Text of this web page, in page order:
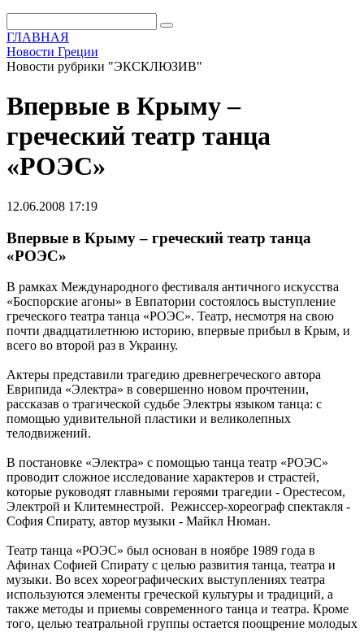
ГЛАВНАЯ
Новости Греции
Новости рубрики "ЭКСКЛЮЗИВ"
Впервые в Крыму –
греческий театр танца
«РОЭС»
12.06.2008 17:19
Впервые в Крыму – греческий театр танца
«РОЭС»
В рамках Международного фестиваля античного искусства
«Боспорские агоны» в Евпатории состоялось выступление
греческого театра танца «РОЭС». Театр, несмотря на свою
почти двадцатилетнюю историю, впервые прибыл в Крым, и
всего во второй раз в Украину.
Актеры представили трагедию древнегреческого автора
Еврипида «Электра» в совершенно новом прочтении,
рассказав о трагической судьбе Электры языком танца: с
помощью удивительной пластики и великолепных
телодвижений.
В постановке «Электра» с помощью танца театр «РОЭС»
проводит сложное исследование характеров и страстей,
которые руководят главными героями трагедии - Орестесом,
Электрой и Клитемнестрой. Режиссер-хореограф спектакля -
София Спирату, автор музыки - Майкл Нюман.
Театр танца «РОЭС» был основан в ноябре 1989 года в
Афинах Софией Спирату с целью развития танца, театра и
музыки. Во всех хореографических выступлениях театра
используются элементы греческой культуры и традиций, а
также методы и приемы современного танца и театра. Кроме
того, целью театральной группы остается поощрение молодых